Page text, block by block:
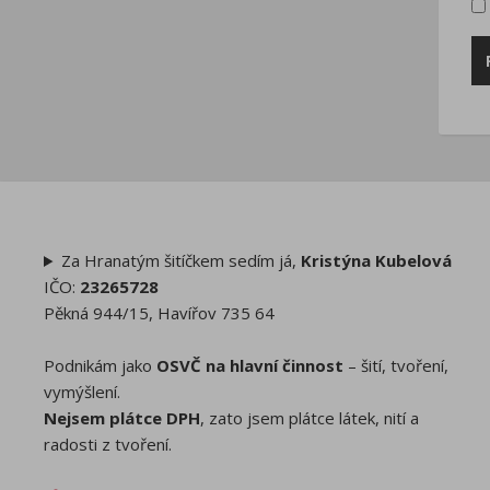
Za Hranatým šitíčkem sedím já, Kristýna Kubelová
IČO: 23265728
Pěkná 944/15, Havířov 735 64
Podnikám jako OSVČ na hlavní činnost – šití, tvoření,
vymýšlení.
Nejsem plátce DPH, zato jsem plátce látek, nití a
radosti z tvoření.